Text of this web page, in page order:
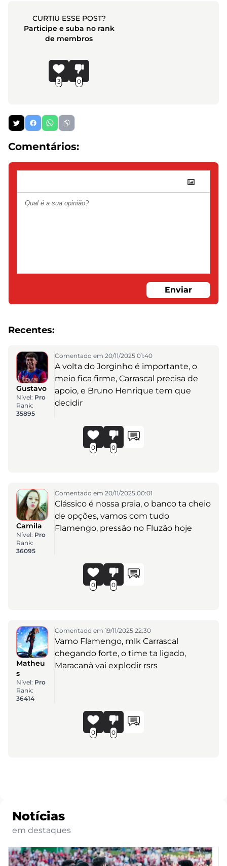
CURTIU ESSE POST?
Participe e suba no rank
de membros
3 0
Comentários:
Enviar
Recentes:
Gustavo
Nível: Pro
Rank:
35895
Comentado em 20/11/2025 01:40
A volta do Jorginho é importante, o
meio fica firme, Carrascal precisa de
apoio, e Bruno Henrique tem que
decidir
0 0
Camila
Nível: Pro
Rank:
36095
Comentado em 20/11/2025 00:01
Clássico é nossa praia, o banco ta cheio
de opções, vamos com tudo
Flamengo, pressão no Fluzão hoje
0 0
Matheu
s
Nível: Pro
Rank:
36414
Comentado em 19/11/2025 22:30
Vamo Flamengo, mlk Carrascal
chegando forte, o time ta ligado,
Maracanã vai explodir rsrs
0 0
Notícias
em destaques